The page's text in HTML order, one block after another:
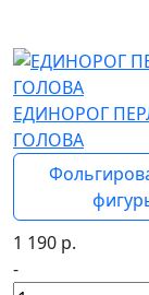
ЕДИНОРОГ
ГОЛОВА
1 190 р.
-